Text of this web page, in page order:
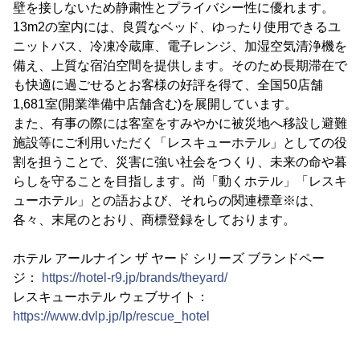
壁を接しないため静粛性とプライバシー性に優れます。
13m2の室内には、良質なベッド、ゆったり使用できるユ
ニットバス、冷凍冷蔵庫、電子レンジ、加湿空気清浄機を
備え、上質な宿泊空間を提供します。そのため長期滞在で
も快適に過ごせるとお客様の好評を得て、全国50店舗
1,681室(開業準備中店舗含む)を展開しています。
また、有事の際には客室をすみやかに被災地へ移設し避難
施設等にご利用いただく「レスキューホテル」としての役
割を担うことで、災害に強い社会をつくり、未来の命や暮
らしを守ることを目指します。尚「動くホテル」「レスキ
ューホテル」との語および、それらの関連標章※は、
各々、末尾のとおり、商標登録をしております。
ホテル アールナイン ザ ヤード シリーズ ブランドペー
ジ：
https://hotel-r9.jp/brands/theyard/
レスキューホテル ウェブサイト：
https://www.dvlp.jp/lp/rescue_hotel